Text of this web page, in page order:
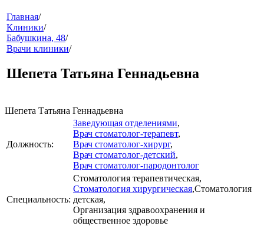
меню
Главная/
Клиники/
Бабушкина, 48/
Врачи клиники/
Шепета Татьяна Геннадьевна
Шепета Татьяна Геннадьевна
Должность:
Заведующая отделениями,
Врач стоматолог-терапевт,
Врач стоматолог-хирург,
Врач стоматолог-детский,
Врач стоматолог-пародонтолог
Специальность:
Стоматология терапевтическая,
Стоматология хирургическая,Стоматология
детская,
Организация здравоохранения и
общественное здоровье